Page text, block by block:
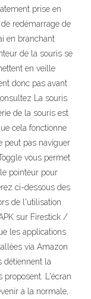
prise en
redémarrage de
en branchant
de la souris se
en veille
donc pas avant
La souris
de la souris est
cela fonctionne
peut pas naviguer
vous permet
pointeur pour
ci-dessous des
de l'utilisation
sur Firestick /
les applications
via Amazon
détiennent la
proposent. L'écran
à la normale,